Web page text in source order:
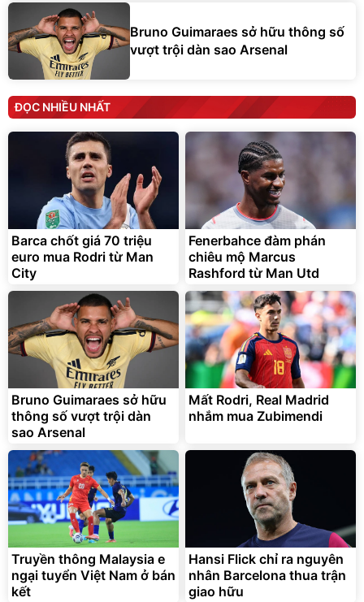
Bruno Guimaraes sở hữu thông số
vượt trội dàn sao Arsenal
ĐỌC NHIỀU NHẤT
Barca chốt giá 70 triệu
euro mua Rodri từ Man
City
Fenerbahce đàm phán
chiêu mộ Marcus
Rashford từ Man Utd
Bruno Guimaraes sở hữu
thông số vượt trội dàn
sao Arsenal
Mất Rodri, Real Madrid
nhắm mua Zubimendi
Truyền thông Malaysia e
ngại tuyển Việt Nam ở bán
kết
Hansi Flick chỉ ra nguyên
nhân Barcelona thua trận
giao hữu